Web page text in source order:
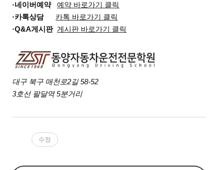
·네이버예약예약 바로가기 클릭
·카톡상담
카톡 바로가기 클릭
·Q&A게시판 게시판 바로가기 클릭
대구 북구 매천로2길 58-52
3호선 팔달역 5분거리
수정